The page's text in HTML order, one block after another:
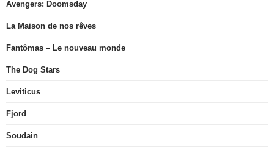
Avengers: Doomsday
La Maison de nos rêves
Fantômas – Le nouveau monde
The Dog Stars
Leviticus
Fjord
Soudain